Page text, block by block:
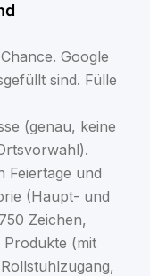
Google
sind. Fülle
(genau, keine
Feiertage und
(Haupt- und
Zeichen,
Produkte (mit